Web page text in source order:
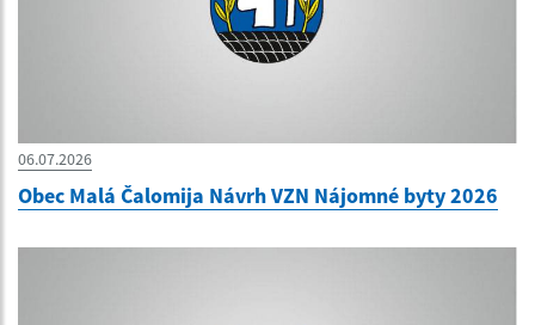
06.07.2026
Obec Malá Čalomija Návrh VZN Nájomné byty 2026